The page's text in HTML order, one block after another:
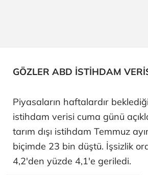
GÖZLER ABD İSTİHDAM
Piyasaların haftalardır beklediği
istihdam verisi cuma günü
tarım dışı istihdam Temmuz
biçimde 23 bin düştü. İşsizlik
4,2'den yüzde 4,1'e geriledi.